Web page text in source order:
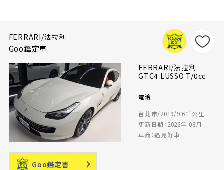
FERRARI/法拉利
Goo鑑定車
FERRARI/法拉利
GTC4 LUSSO T/0cc
電洽
台北市/2019/9.6千公里
更新日期：2026年 08月
車商：遇見好車
Goo鑑定書